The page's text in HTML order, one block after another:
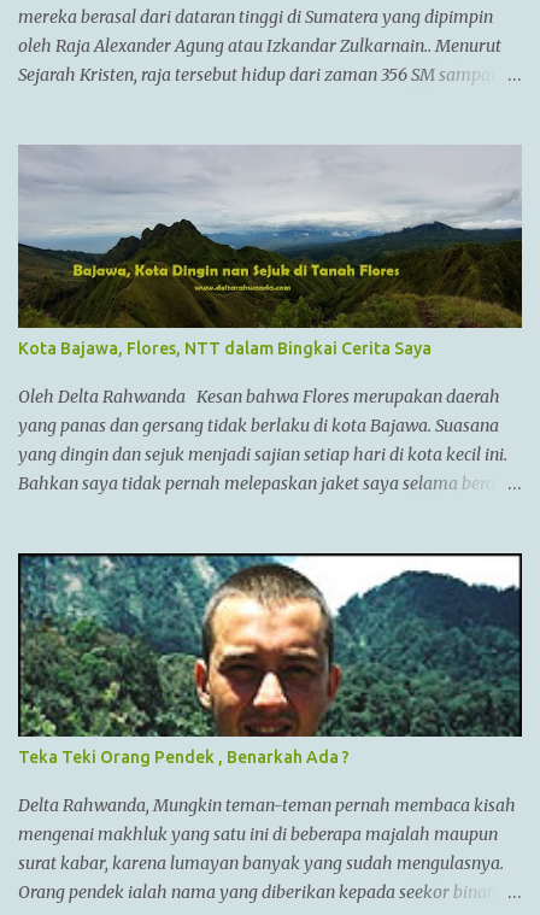
mereka berasal dari dataran tinggi di Sumatera yang dipimpin
oleh Raja Alexander Agung atau Izkandar Zulkarnain.. Menurut
Sejarah Kristen, raja tersebut hidup dari zaman 356 SM sampai
setiap pertempuran. Di zamannya, dia sudah menguasai
kebanyakan daerah yang sudah dikenal. Ayahnya adalah Philip II
yang menyatukan kebanyakan kota2 di dataran utama Yunani
dalam kepemerintahan Macedonian dalam sebuah Negara
federasi yang disebut Persatuan Corinth (League of Corinth) Raja
Alexander menguasai daerah2 termasuk
Anatolia,Syria,Phoenicia,Judea,Gaza,Mesir Bactria,Mesopotamia
(Irak),dan dia memperluas batas2 imperiumnya sejauh
Punjab,India. Menurut AlQuran, Zulkarnain juga sempat
mengunjungi China dan membantu membangun Tembok Besar
China Alexander menyatukan ban...
Kota Bajawa, Flores, NTT dalam Bingkai Cerita Saya
Oleh Delta Rahwanda Kesan bahwa Flores merupakan daerah
yang panas dan gersang tidak berlaku di kota Bajawa. Suasana
yang dingin dan sejuk menjadi sajian setiap hari di kota kecil ini.
Bahkan saya tidak pernah melepaskan jaket saya selama berada
seperti Ruteng, Maumere, Ende dan lainnya. Kota yang terletak
di antara bukit-bukit dan gunung Enerie menjadikannya sejuk
layaknya kota Bandung di Jawa barat. Menuju kota ini juga
tergolong sangat mudah. Jika kita berada di Labuan Bajo, kita
bisa menuju Bajawa dengan pesawat langsung jenis ATR. Jika via
darat, kita bisa menuju Bajawa dengan travel ataupun bis namun
memakan waktu cukup lama sekitar 14 jam perjalanan. Nama
Bajawa sendiri berasal dari kata Bhajawa yang merupakan
sebuah kampung terbesar dari tujuh kampung yang ada di sisi
barat kota Bajawa. Tujuh kampung yang disebut “Nua Limazua”
...
Teka Teki Orang Pendek , Benarkah Ada ?
Delta Rahwanda, Mungkin teman-teman pernah membaca kisah
mengenai makhluk yang satu ini di beberapa majalah maupun
surat kabar, karena lumayan banyak yang sudah mengulasnya.
Orang pendek ialah nama yang diberikan kepada seekor binatang